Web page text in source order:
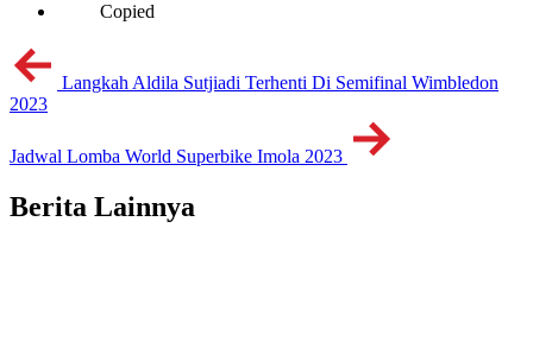
Copied
Langkah Aldila Sutjiadi Terhenti Di Semifinal Wimbledon
2023
Jadwal Lomba World Superbike Imola 2023
Berita Lainnya